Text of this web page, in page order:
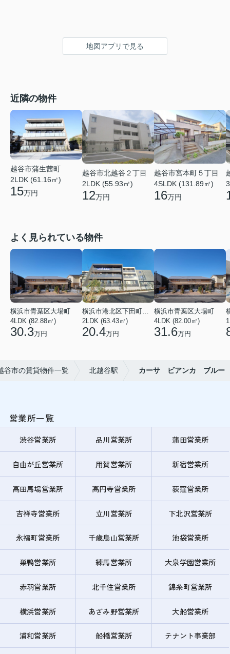
地図アプリで見る
近隣の物件
越谷市蒲生茜町
2LDK (61.16㎡)
15万円
越谷市北越谷２丁目
2LDK (55.93㎡)
12万円
越谷市宮本町５丁目
4SLDK (131.89㎡)
16万円
よく見られている物件
横浜市青葉区大場町
4LDK (82.88㎡)
30.3万円
2LDK (63.43㎡)
20.4万円
横浜市青葉区大場町
4LDK (82.00㎡)
31.6万円
谷市の賃貸物件一覧 北越谷駅 カーサ ビアンカ ブルー
営業所一覧
渋谷営業所 品川営業所 蒲田営業所
自由が丘営業所 用賀営業所 新宿営業所
高田馬場営業所 高円寺営業所 荻窪営業所
吉祥寺営業所 立川営業所 下北沢営業所
永福町営業所 千歳烏山営業所 池袋営業所
巣鴨営業所 練馬営業所 大泉学園営業所
赤羽営業所 北千住営業所 錦糸町営業所
横浜営業所 あざみ野営業所 大船営業所
浦和営業所 船橋営業所 テナント事業部